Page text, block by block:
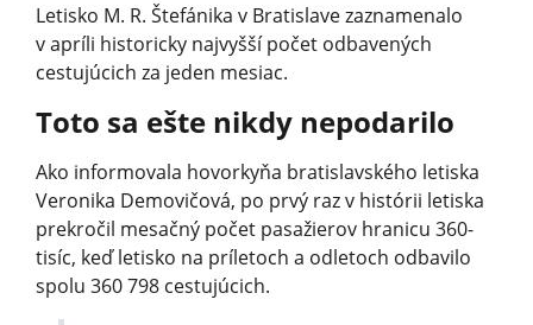
Letisko M. R. Štefánika v Bratislave zaznamenalo
v apríli historicky najvyšší počet odbavených
cestujúcich za jeden mesiac.
Toto sa ešte nikdy nepodarilo
Ako informovala hovorkyňa bratislavského letiska
Veronika Demovičová, po prvý raz v histórii letiska
prekročil mesačný počet pasažierov hranicu 360-
tisíc, keď letisko na príletoch a odletoch odbavilo
spolu 360 798 cestu­júcich.